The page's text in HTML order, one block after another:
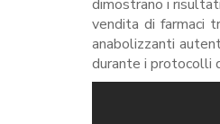
dimostrano i
vendita di farmaci
anabolizzanti
durante i protocolli